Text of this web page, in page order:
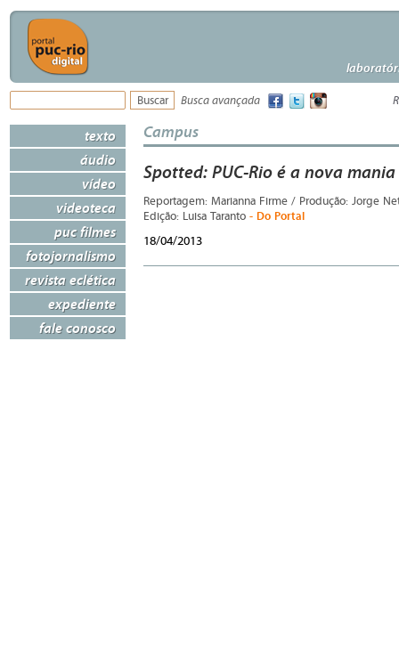
Busca avançada
texto
áudio
vídeo
videoteca
puc filmes
fotojornalismo
revista eclética
expediente
fale conosco
Campus
Spotted: PUC-Rio é a nova
Reportagem: Marianna Firme / Produção: Jorge
Edição: Luisa Taranto - Do Portal
18/04/2013